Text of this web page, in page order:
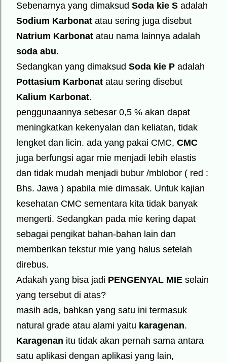
Sebenarnya yang dimaksud Soda kie S adalah
Sodium Karbonat atau sering juga disebut
Natrium Karbonat atau nama lainnya adalah
soda abu.
Sedangkan yang dimaksud Soda kie P adalah
Pottasium Karbonat atau sering disebut
Kalium Karbonat.
penggunaannya sebesar 0,5 % akan dapat
meningkatkan kekenyalan dan keliatan, tidak
lengket dan licin. ada yang pakai CMC, CMC
juga berfungsi agar mie menjadi lebih elastis
dan tidak mudah menjadi bubur /mblobor ( red :
Bhs. Jawa ) apabila mie dimasak. Untuk kajian
kesehatan CMC sementara kita tidak banyak
mengerti. Sedangkan pada mie kering dapat
sebagai pengikat bahan-bahan lain dan
memberikan tekstur mie yang halus setelah
direbus.
Adakah yang bisa jadi PENGENYAL MIE selain
yang tersebut di atas?
masih ada, bahkan yang satu ini termasuk
natural grade atau alami yaitu karagenan.
Karagenan itu tidak akan pernah sama antara
satu aplikasi dengan aplikasi yang lain,